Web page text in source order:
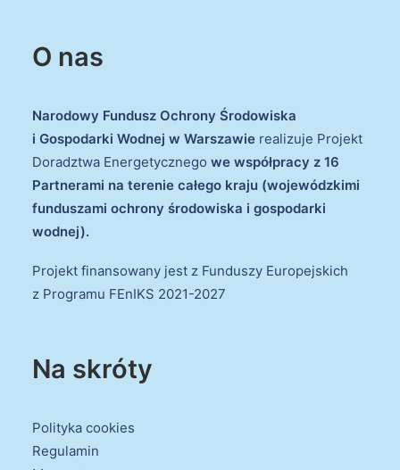
O nas
Narodowy Fundusz Ochrony Środowiska
i Gospodarki Wodnej w Warszawie realizuje Projekt
Doradztwa Energetycznego we współpracy z 16
Partnerami na terenie całego kraju (wojewódzkimi
funduszami ochrony środowiska i gospodarki
wodnej).
Projekt finansowany jest z Funduszy Europejskich
z Programu FEnIKS 2021-2027
Na skróty
Polityka cookies
Regulamin